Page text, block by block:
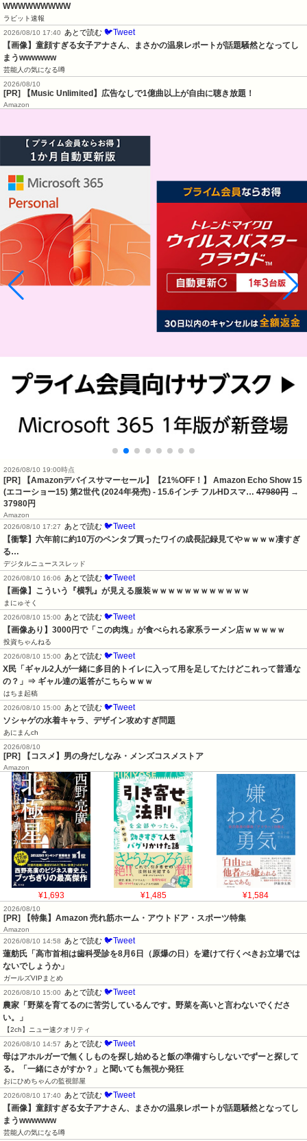
WWWWWWWWW
ラビット速報
2026/08/10 17:40
あとで読む 🐦Tweet
【画像】童顔すぎる女子アナさん、まさかの温泉レポートが話題騒然となってし
まうwwwwww
芸能人の気になる噂
2026/08/10
[PR] 【Music Unlimited】広告なしで1億曲以上が自由に聴き放題！
Amazon
2026/08/10 19:00時点
[PR] 【Amazonデバイスサマーセール】【21%OFF！】 Amazon Echo Show 15
(エコーショー15) 第2世代 (2024年発売) - 15.6インチ フルHDスマ… 47980円 →
37980円
Amazon
2026/08/10 17:27
あとで読む 🐦Tweet
【衝撃】六年前に約10万のペンタブ買ったワイの成長記録見てやｗｗｗｗ凄すぎ
る…
デジタルニューススレッド
2026/08/10 16:06
あとで読む 🐦Tweet
【画像】こういう『横乳』が見える服装ｗｗｗｗｗｗｗｗｗｗｗｗ
まにゅそく
2026/08/10 15:00
あとで読む 🐦Tweet
【画像あり】3000円で「この肉塊」が食べられる家系ラーメン店ｗｗｗｗｗ
投資ちゃんねる
2026/08/10 15:00
あとで読む 🐦Tweet
X民「ギャル2人が一緒に多目的トイレに入って用を足してたけどこれって普通な
の？」⇒ ギャル達の返答がこちらｗｗｗ
はちま起稿
2026/08/10 15:00
あとで読む 🐦Tweet
ソシャゲの水着キャラ、デザイン攻めすぎ問題
あにまんch
2026/08/10
[PR] 【コスメ】男の身だしなみ・メンズコスメストア
Amazon
¥1,693 ¥1,485 ¥1,584
2026/08/10
[PR] 【特集】Amazon 売れ筋ホーム・アウトドア・スポーツ特集
Amazon
2026/08/10 14:58 あとで読む 🐦Tweet
蓮舫氏「高市首相は歯科受診を8月6日（原爆の日）を避けて行くべきお立場では
ないでしょうか」
ガールズVIPまとめ
2026/08/10 15:00 あとで読む 🐦Tweet
農家「野菜を育てるのに苦労しているんです。野菜を高いと言わないでくださ
い。」
【2ch】ニュー速クオリティ
2026/08/10 14:57 あとで読む 🐦Tweet
母はアホルガーで無くしものを探し始めると飯の準備すらしないでずーと探して
る。「一緒にさがすか？」と聞いても無視か発狂
おにひめちゃんの監視部屋
2026/08/10 17:40 あとで読む 🐦Tweet
【画像】童顔すぎる女子アナさん、まさかの温泉レポートが話題騒然となってし
まうwwwwww
芸能人の気になる噂